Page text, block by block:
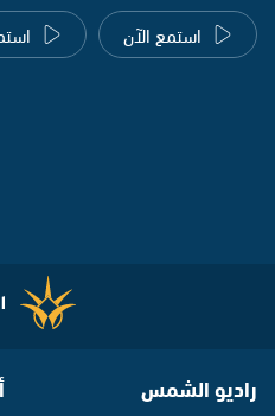
استمع الآن
راديو الشمس